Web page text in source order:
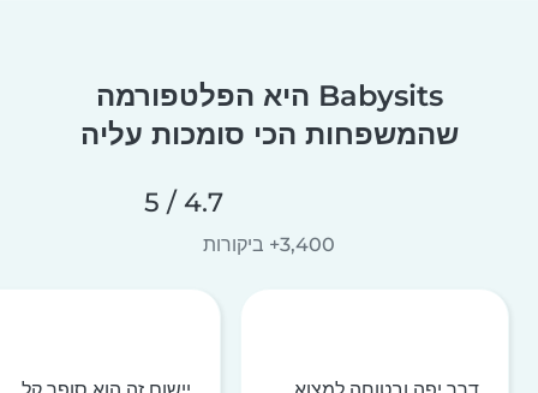
Babysits היא הפלטפורמה
שהמשפחות הכי סומכות עליה
4.7 / 5
3,400+ ביקורות